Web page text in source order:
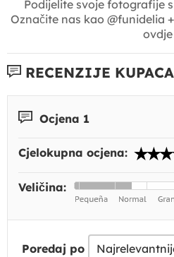
Podijelite svoje fotografije
Označite nas kao @funidelia +
ovdje
RECENZIJE
Ocjena 1
Cjelokupna ocjena:
Veličina:
Poredaj po